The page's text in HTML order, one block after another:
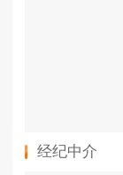
经纪中介